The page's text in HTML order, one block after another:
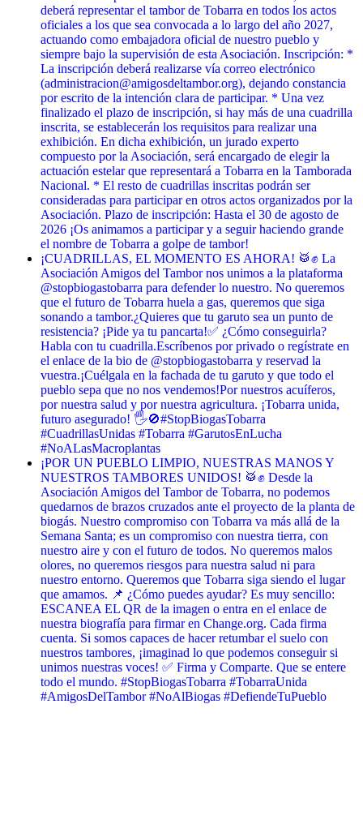
deberá representar el tambor de Tobarra en todos los actos
oficiales a los que sea convocada a lo largo del año 2027,
actuando como embajadora oficial de nuestro pueblo y
siempre bajo la supervisión de esta Asociación. Inscripción: *
La inscripción deberá realizarse vía correo electrónico
(administracion@amigosdeltambor.org), dejando constancia
por escrito de la intención clara de participar. * Una vez
finalizado el plazo de inscripción, si hay más de una cuadrilla
inscrita, se establecerán los requisitos para realizar una
exhibición. En dicha exhibición, un jurado experto
compuesto por la Asociación, será encargado de elegir la
actuación estelar que representará a Tobarra en la Tamborada
Nacional. * El resto de cuadrillas inscritas podrán ser
consideradas para participar en otros actos organizados por la
Asociación. Plazo de inscripción: Hasta el 30 de agosto de
2026 ¡Os animamos a participar y a seguir haciendo grande
el nombre de Tobarra a golpe de tambor!
¡CUADRILLAS, EL MOMENTO ES AHORA! 🥁✊ La
Asociación Amigos del Tambor nos unimos a la plataforma
@stopbiogastobarra para defender lo nuestro. No queremos
que el futuro de Tobarra huela a gas, queremos que siga
sonando a tambor. ​¿Quieres que tu garuto sea un punto de
resistencia? ¡Pide ya tu pancarta! ​✅ ¿Cómo conseguirla? ​
Habla con tu cuadrilla. ​Escríbenos por privado o regístrate en
el enlace de la bio de @stopbiogastobarra y reservad la
vuestra. ​¡Cuélgala en la fachada de tu garuto y que todo el
pueblo sepa que no nos vendemos! ​Por nuestros acuíferos,
por nuestra salud y por nuestra agricultura. ¡Tobarra unida,
futuro asegurado! 🖐️🚫 ​#StopBiogasTobarra
#CuadrillasUnidas #Tobarra #GarutosEnLucha
#NoALasMacroplantas
¡POR UN PUEBLO LIMPIO, NUESTRAS MANOS Y
NUESTROS TAMBORES UNIDOS! 🥁✊ Desde la
Asociación Amigos del Tambor de Tobarra, no podemos
quedarnos de brazos cruzados ante el proyecto de la planta de
biogás. Nuestro compromiso con Tobarra va más allá de la
Semana Santa; es un compromiso con nuestra tierra, con
nuestro aire y con el futuro de todos. No queremos malos
olores, no queremos riesgos para nuestra salud ni para
nuestro entorno. Queremos que Tobarra siga siendo el lugar
que amamos. 📌 ¿Cómo puedes ayudar? Es muy sencillo:
ESCANEA EL QR de la imagen o entra en el enlace de
nuestra biografía para firmar en Change.org. Cada firma
cuenta. Si somos capaces de hacer retumbar el suelo con
nuestros tambores, ¡imaginad lo que podemos conseguir si
unimos nuestras voces! ✅ Firma y Comparte. Que se entere
todo el mundo. #StopBiogasTobarra #TobarraUnida
#AmigosDelTambor #NoAlBiogas #DefiendeTuPueblo